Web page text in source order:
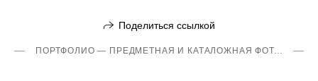
Поделиться ссылкой
ПОРТФОЛИО — ПРЕДМЕТНАЯ И КАТАЛОЖНАЯ ФОТОСЪЁМКА